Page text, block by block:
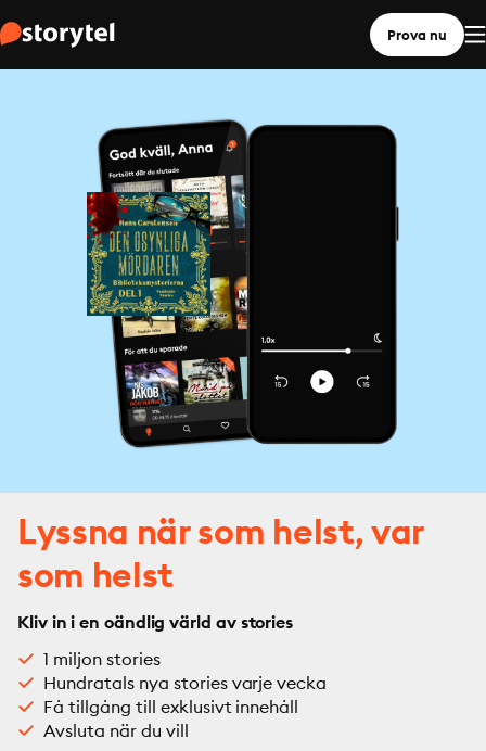
Prova nu
Lyssna när som helst, var
som helst
Kliv in i en oändlig värld av stories
1 miljon stories
Hundratals nya stories varje vecka
Få tillgång till exklusivt innehåll
Avsluta när du vill